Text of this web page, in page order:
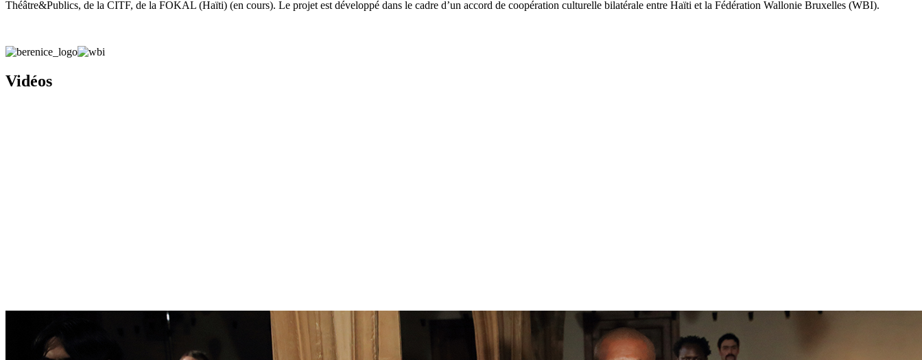
Théâtre&Publics, de la CITF, de la FOKAL (Haïti) (en cours). Le projet est développé dans le cadre d’un accord de coopération culturelle bilatérale entre Haïti et la Fédération Wallonie Bruxelles (WBI).
Vidéos